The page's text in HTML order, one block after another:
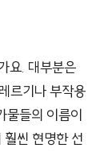
요. 대부분은
르기나 부작용
물들의 이름이
씬 현명한 선